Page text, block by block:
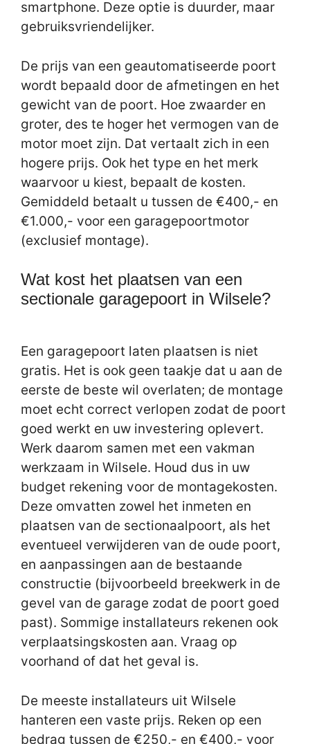
smartphone. Deze optie is duurder, maar
gebruiksvriendelijker.
De prijs van een geautomatiseerde poort
wordt bepaald door de afmetingen en het
gewicht van de poort. Hoe zwaarder en
groter, des te hoger het vermogen van de
motor moet zijn. Dat vertaalt zich in een
hogere prijs. Ook het type en het merk
waarvoor u kiest, bepaalt de kosten.
Gemiddeld betaalt u tussen de €400,- en
€1.000,- voor een garagepoortmotor
(exclusief montage).
Wat kost het plaatsen van een
sectionale garagepoort in Wilsele?
Een garagepoort laten plaatsen is niet
gratis. Het is ook geen taakje dat u aan de
eerste de beste wil overlaten; de montage
moet echt correct verlopen zodat de poort
goed werkt en uw investering oplevert.
Werk daarom samen met een vakman
werkzaam in Wilsele. Houd dus in uw
budget rekening voor de montagekosten.
Deze omvatten zowel het inmeten en
plaatsen van de sectionaalpoort, als het
eventueel verwijderen van de oude poort,
en aanpassingen aan de bestaande
constructie (bijvoorbeeld breekwerk in de
gevel van de garage zodat de poort goed
past). Sommige installateurs rekenen ook
verplaatsingskosten aan. Vraag op
voorhand of dat het geval is.
De meeste installateurs uit Wilsele
hanteren een vaste prijs. Reken op een
bedrag tussen de €250,- en €400,- voor